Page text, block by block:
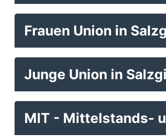
Frauen Union in
Junge Union in
MIT - Mittelstands-